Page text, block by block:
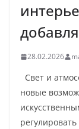
28.02.2026
Свет и
новые